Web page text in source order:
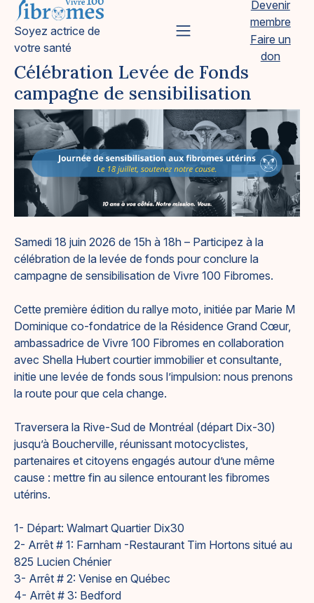
Skip
content
Vivre 100 Fibromes
Soyez actrice de
votre santé
Primary Menu
Devenir
membre
Faire un
don
Célébration Levée de Fonds
campagne de sensibilisation
Samedi 18 juin 2026 de 15h à 18h – Participez à la
célébration de la levée de fonds pour conclure la
campagne de sensibilisation de Vivre 100 Fibromes.
Cette première édition du rallye moto, initiée par Marie M
Dominique co-fondatrice de la Résidence Grand Cœur,
ambassadrice de Vivre 100 Fibromes en collaboration
avec Shella Hubert courtier immobilier et consultante,
initie une levée de fonds sous l’impulsion: nous prenons
la route pour que cela change.
Traversera la Rive-Sud de Montréal (départ Dix-30)
jusqu’à Boucherville, réunissant motocyclistes,
partenaires et citoyens engagés autour d’une même
cause : mettre fin au silence entourant les fibromes
utérins.
1- Départ: Walmart Quartier Dix30
2- Arrêt # 1: Farnham -Restaurant Tim Hortons situé au
825 Lucien Chénier
3- Arrêt # 2: Venise en Québec
4- Arrêt # 3: Bedford